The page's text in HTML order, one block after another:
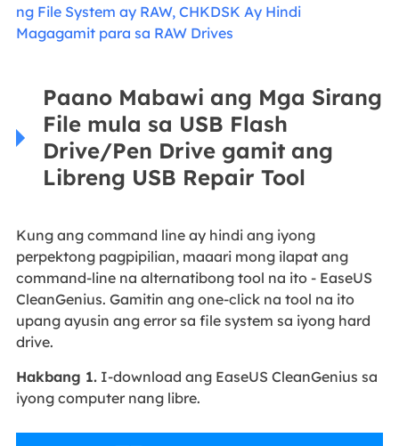
ng File System ay RAW, CHKDSK Ay Hindi
Magagamit para sa RAW Drives
Paano Mabawi ang Mga Sirang
File mula sa USB Flash
Drive/Pen Drive gamit ang
Libreng USB Repair Tool
Kung ang command line ay hindi ang iyong
perpektong pagpipilian, maaari mong ilapat ang
command-line na alternatibong tool na ito - EaseUS
CleanGenius. Gamitin ang one-click na tool na ito
upang ayusin ang error sa file system sa iyong hard
drive.
Hakbang 1.I-download ang EaseUS CleanGenius sa
iyong computer nang libre.